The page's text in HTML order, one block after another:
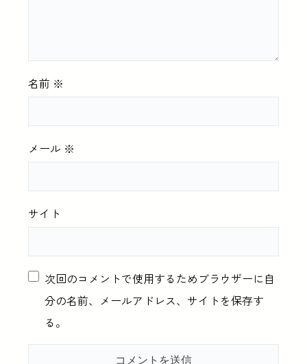
名前 ※
メール ※
サイト
次回のコメントで使用するためブラウザーに自
分の名前、メールアドレス、サイトを保存す
る。